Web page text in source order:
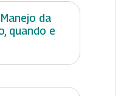
da
quando e